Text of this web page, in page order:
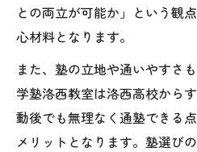
との両立が可能か」という観
心材料となります。
また、塾の立地や通いやすさ
学塾洛西教室は洛西高校から
動後でも無理なく通塾できる
メリットとなります。塾選び